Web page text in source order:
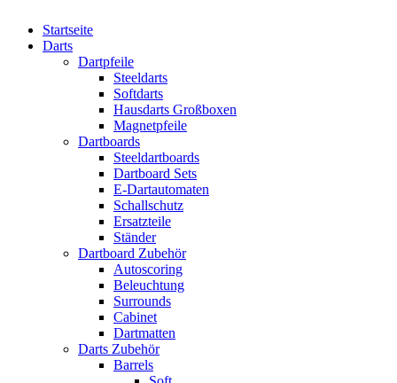
Startseite
Darts
Dartpfeile
Steeldarts
Softdarts
Hausdarts Großboxen
Magnetpfeile
Dartboards
Steeldartboards
Dartboard Sets
E-Dartautomaten
Schallschutz
Ersatzteile
Ständer
Dartboard Zubehör
Autoscoring
Beleuchtung
Surrounds
Cabinet
Dartmatten
Darts Zubehör
Barrels